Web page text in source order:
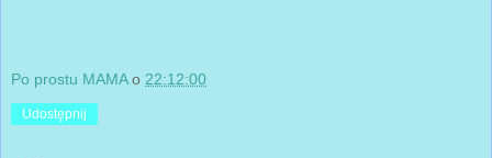
Po prostu MAMA o 22:12:00
Udostępnij